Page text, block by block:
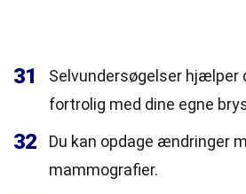
31
Selvundersøgelser hjælper
fortrolig med dine egne
32
Du kan opdage ændringer
mammografier.